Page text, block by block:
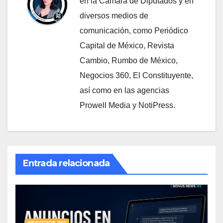
diversos medios de
comunicación, como Periódico
Capital de México, Revista
Cambio, Rumbo de México,
Negocios 360, El Constituyente,
así como en las agencias
Prowell Media y NotiPress.
Entrada relacionada